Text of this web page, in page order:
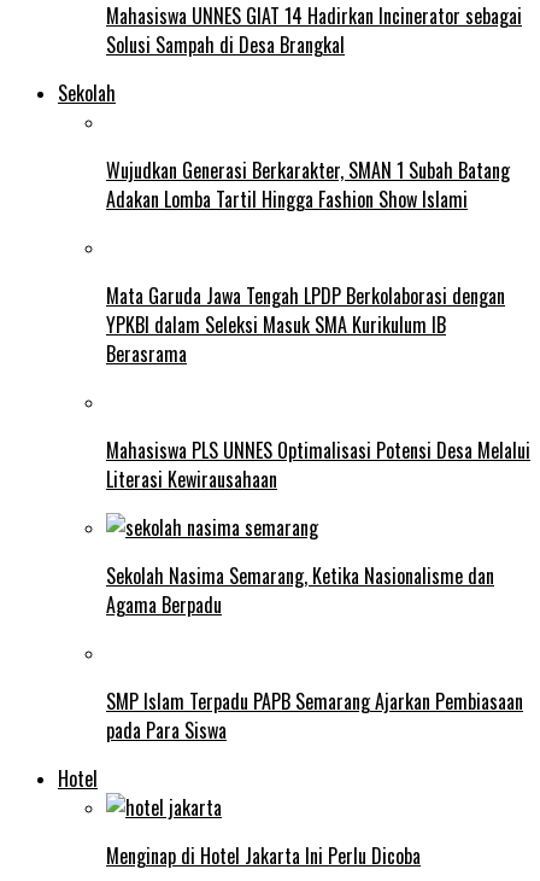
Mahasiswa UNNES GIAT 14 Hadirkan Incinerator sebagai
Solusi Sampah di Desa Brangkal
Sekolah
Wujudkan Generasi Berkarakter, SMAN 1 Subah Batang
Adakan Lomba Tartil Hingga Fashion Show Islami
Mata Garuda Jawa Tengah LPDP Berkolaborasi dengan
YPKBI dalam Seleksi Masuk SMA Kurikulum IB
Berasrama
Mahasiswa PLS UNNES Optimalisasi Potensi Desa Melalui
Literasi Kewirausahaan
Sekolah Nasima Semarang, Ketika Nasionalisme dan
Agama Berpadu
SMP Islam Terpadu PAPB Semarang Ajarkan Pembiasaan
pada Para Siswa
Hotel
Menginap di Hotel Jakarta Ini Perlu Dicoba